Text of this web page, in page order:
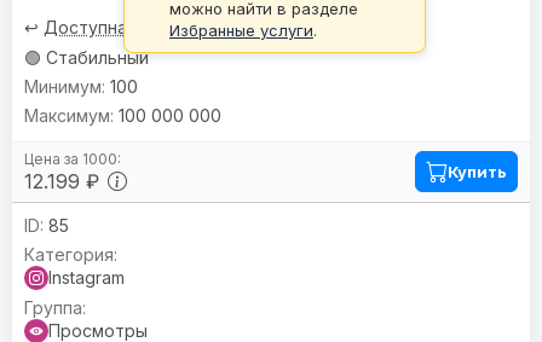
↩️ Доступна кнопка отмены
🟢 Стабильный
12.199 ₽
100
100 000 000
Купить
85
Instagram
Просмотры
можно найти в разделе
Избранные услуги.